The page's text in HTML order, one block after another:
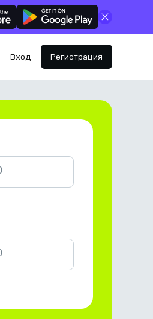
Закрыть
Вход Регистрация